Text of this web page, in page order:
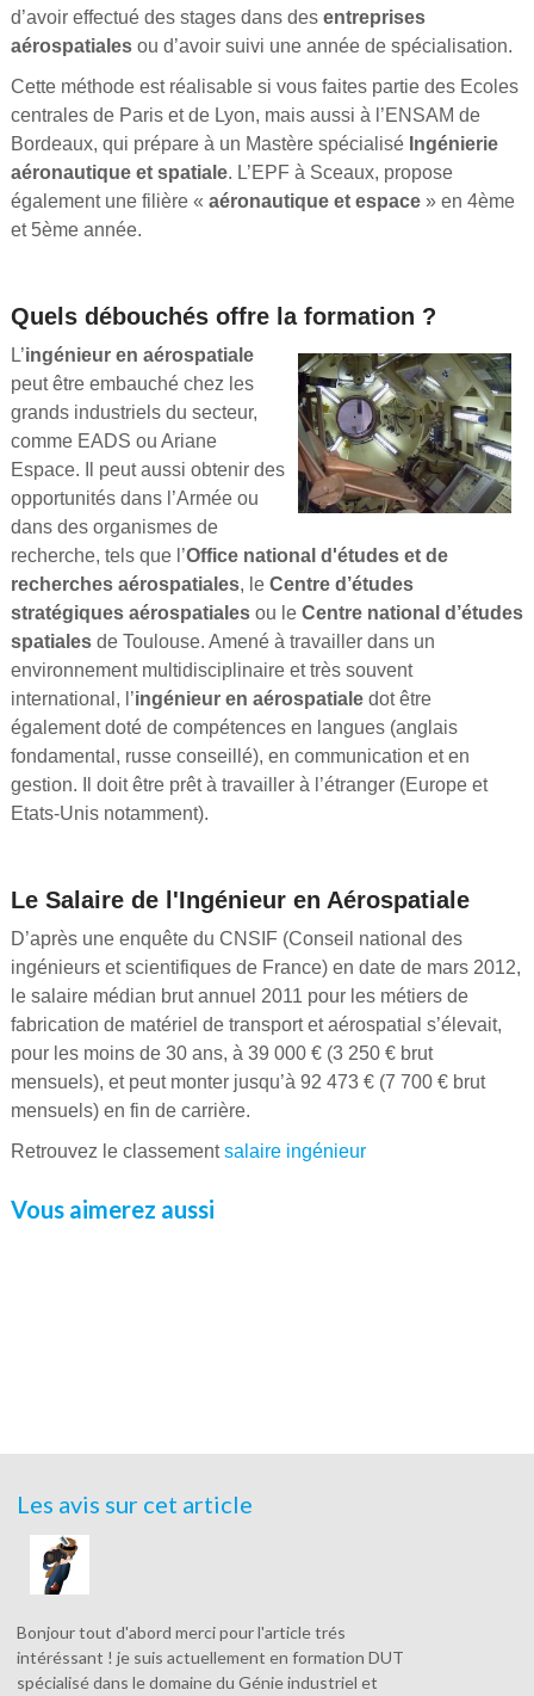
d’avoir effectué des stages dans des entreprises
aérospatialesou d’avoir suivi une année de spécialisation.
Cette méthode est réalisable si vous faites partie des Ecoles
centrales de Paris et de Lyon, mais aussi à l’ENSAM de
Bordeaux, qui prépare à un Mastère spécialisé Ingénierie
aéronautique et spatiale. L’EPF à Sceaux, propose
également une filière « aéronautique et espace» en 4ème
et 5ème année.
Quels débouchés offre la formation ?
L’ingénieur en aérospatiale
peut être embauché chez les
grands industriels du secteur,
comme EADS ou Ariane
Espace. Il peut aussi obtenir des
opportunités dans l’Armée ou
dans des organismes de
recherche, tels que l’Office national d'études et de
recherches aérospatiales, le Centre d’études
stratégiques aérospatialesou le Centre national d’études
spatialesde Toulouse. Amené à travailler dans un
environnement multidisciplinaire et très souvent
international, l’ingénieur en aérospatialedot être
également doté de compétences en langues (anglais
fondamental, russe conseillé), en communication et en
gestion. Il doit être prêt à travailler à l’étranger (Europe et
Etats-Unis notamment).
Le Salaire de l'Ingénieur en Aérospatiale
D’après une enquête du CNSIF (Conseil national des
ingénieurs et scientifiques de France) en date de mars 2012,
le salaire médian brut annuel 2011 pour les métiers de
fabrication de matériel de transport et aérospatial s’élevait,
pour les moins de 30 ans, à 39 000 € (3 250 € brut
mensuels), et peut monter jusqu’à 92 473 € (7 700 € brut
mensuels) en fin de carrière.
Retrouvez le classementsalaire ingénieur
Vous aimerez aussi
Les avis sur cet article
Bonjour tout d'abord merci pour l'article trés
intéréssant ! je suis actuellement en formation DUT
spécialisé dans le domaine du Génie industriel et